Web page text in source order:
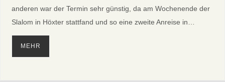
anderen war der Termin sehr günstig, da am Wochenende der
Slalom in Höxter stattfand und so eine zweite Anreise in…
MEHR